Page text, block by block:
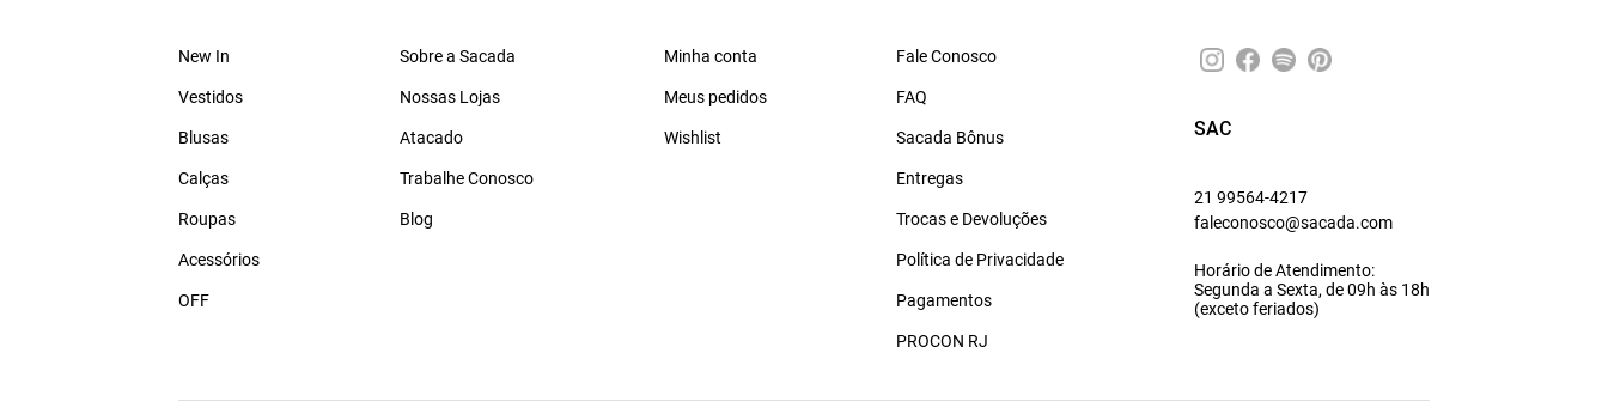
New In
Vestidos
Blusas
Calças
Roupas
Acessórios
OFF
Sobre a Sacada
Nossas Lojas
Atacado
Trabalhe Conosco
Blog
Minha conta
Meus pedidos
Wishlist
Fale Conosco
FAQ
Sacada Bônus
Entregas
Trocas e Devoluções
Política de Privacidade
Pagamentos
PROCON RJ
SAC
21 99564-4217
faleconosco@sacada.com
Horário de Atendimento:
Segunda a Sexta, de 09h às 18h
(exceto feriados)